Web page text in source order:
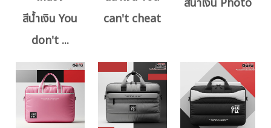
สีน้ำเงิน You
don't ...
can't cheat
สีน้ำเงิน Photo